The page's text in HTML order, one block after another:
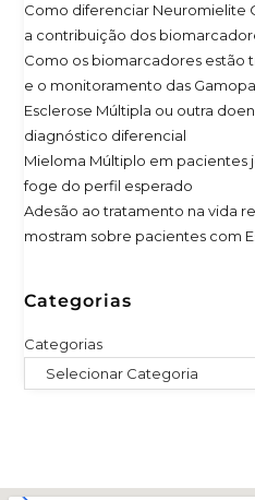
Como diferenciar Neuromielite
a contribuição dos
Como os biomarcadores estão
e o monitoramento das
Esclerose Múltipla ou outra
diagnóstico diferencial
Mieloma Múltiplo em pacientes
foge do perfil esperado
Adesão ao tratamento na vida
mostram sobre pacientes com
Categorias
Categorias